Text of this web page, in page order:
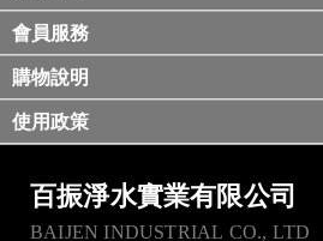
會員服務
購物說明
使用政策
百振淨水實業有限公司
BAIJEN INDUSTRIAL CO., LTD